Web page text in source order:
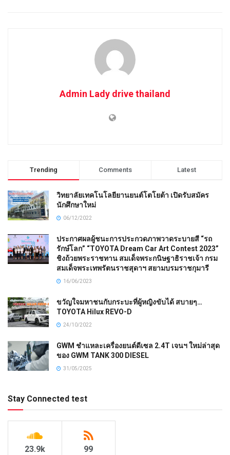
Admin Lady drive thailand
Trending Comments Latest
วิทยาลัยเทคโนโลยียานยนต์โตโยต้า เปิดรับสมัคร
นักศึกษาใหม่
06/12/2022
ประกาศผลผู้ชนะการประกวดภาพวาดระบายสี “รถ
รักษ์โลก” “TOYOTA Dream Car Art Contest 2023”
ชิงถ้วยพระราชทาน สมเด็จพระกนิษฐาธิราชเจ้า กรม
สมเด็จพระเทพรัตนราชสุดาฯ สยามบรมราชกุมารี
16/06/2023
ขวัญใจมหาชนกับกระบะที่ผู้หญิงขับได้ สบายๆ…
TOYOTA Hilux REVO-D
24/10/2022
GWM ชำแหละเครื่องยนต์ดีเซล 2.4T เจนฯ ใหม่ล่าสุด
ของ GWM TANK 300 DIESEL
31/05/2025
Stay Connected test
23.9k 99